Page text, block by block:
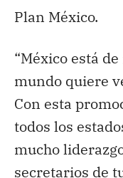
Plan México.
“México está
mundo quiere
Con esta
todos los
mucho
secretarios de